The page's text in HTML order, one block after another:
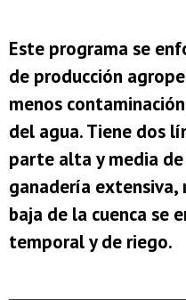
Este programa se
de producción
menos
del agua. Tiene dos
parte alta y media
ganadería
baja de la cuenca se
temporal y de riego.